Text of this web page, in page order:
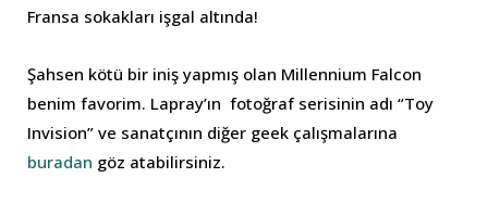
Fransa sokakları işgal altında!
Şahsen kötü bir iniş yapmış olan Millennium Falcon
benim favorim. Lapray’ın fotoğraf serisinin adı “Toy
Invision” ve sanatçının diğer geek çalışmalarına
buradan göz atabilirsiniz.